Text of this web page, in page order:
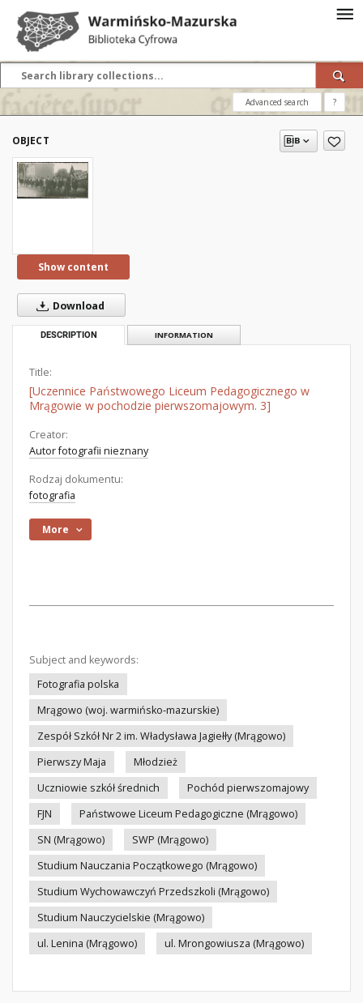
Advanced search ?
OBJECT
Show content
Download
DESCRIPTION INFORMATION
Title:
[Uczennice Państwowego Liceum Pedagogicznego w
Mrągowie w pochodzie pierwszomajowym. 3]
Creator:
Autor fotografii nieznany
Rodzaj dokumentu:
fotografia
More
Subject and keywords:
Fotografia polska
Mrągowo (woj. warmińsko-mazurskie)
Zespół Szkół Nr 2 im. Władysława Jagiełły (Mrągowo)
Pierwszy Maja
Młodzież
Uczniowie szkół średnich
Pochód pierwszomajowy
FJN
Państwowe Liceum Pedagogiczne (Mrągowo)
SN (Mrągowo)
SWP (Mrągowo)
Studium Nauczania Początkowego (Mrągowo)
Studium Wychowawczyń Przedszkoli (Mrągowo)
Studium Nauczycielskie (Mrągowo)
ul. Lenina (Mrągowo)
ul. Mrongowiusza (Mrągowo)